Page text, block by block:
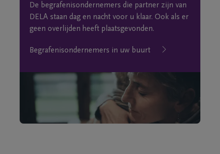
De begrafenisondernemers die partner zijn van
DELA staan dag en nacht voor u klaar. Ook als er
geen overlijden heeft plaatsgevonden.
Begrafenisondernemers in uw buurt